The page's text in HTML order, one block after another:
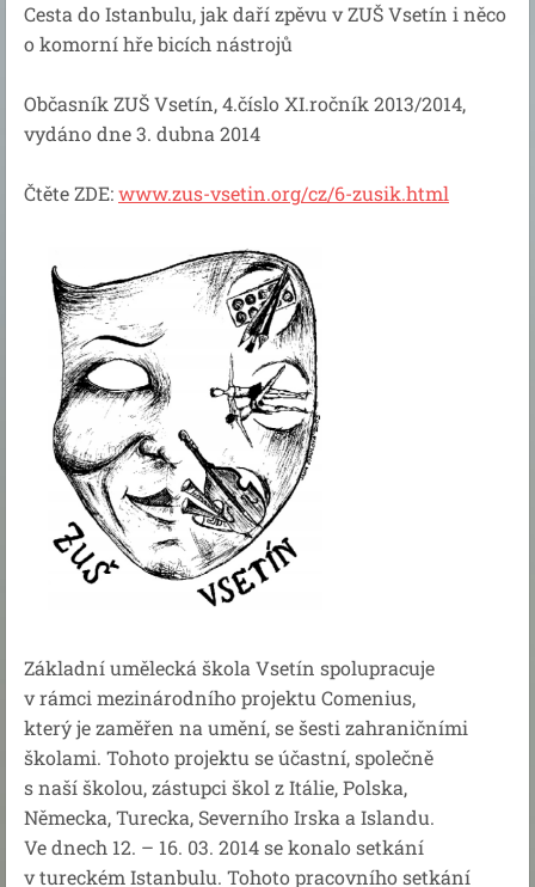
Cesta do Istanbulu, jak daří zpěvu v ZUŠ Vsetín i něco
o komorní hře bicích nástrojů
Občasník ZUŠ Vsetín, 4.číslo XI.ročník 2013/2014,
vydáno dne 3. dubna 2014
Čtěte ZDE:www.zus-vsetin.org/cz/6-zusik.html
Základní umělecká škola Vsetín spolupracuje
v rámci mezinárodního projektu Comenius,
který je zaměřen na umění, se šesti zahraničními
školami. Tohoto projektu se účastní, společně
s naší školou, zástupci škol z Itálie, Polska,
Německa, Turecka, Severního Irska a Islandu.
Ve dnech 12. – 16. 03. 2014 se konalo setkání
v tureckém Istanbulu. Tohoto pracovního setkání